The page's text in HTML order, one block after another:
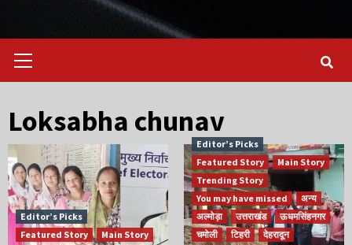
Menu
Loksabha chunav
Editor’s Picks
Featured Story
Main Story
Editor’s Picks
Featured Story
Main Story
Trending Story
You may have missed
अन्य
अल्मोड़ा
उत्तराखंड
ऊधमसिंहनगर
चमोली
टिहरी
देहरादून